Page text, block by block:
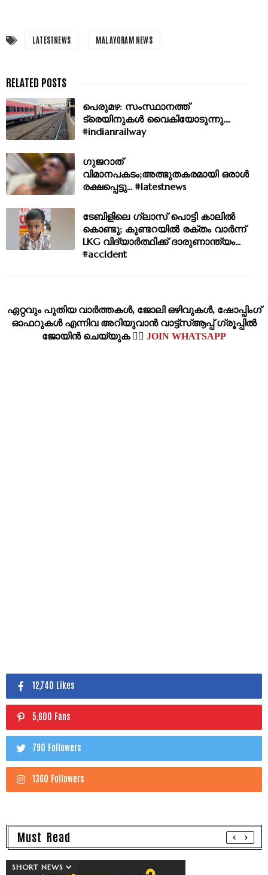
LATESTNEWS MALAYORAM NEWS
പെരുമഴ: സംസ്ഥാനത്ത്
ട്രെയിനുകൾ വൈകിയോടുന്നു....
#indianrailway
ഗുജറാത്
വിമാനപകടം;അത്ഭുതകരമായി ഒരാൾ
രക്ഷപ്പെട്ടു... #latestnews
ടേബിളിലെ ഗ്ലാസ്‌ പൊട്ടി കാലിൽ
കൊണ്ടു; കുണ്ടറയിൽ രക്തം വാർന്ന്
LKG വിദ്യാർത്ഥിക്ക് ദാരുണാന്ത്യം...
#accident
ഏറ്റവും പുതിയ വാര്‍ത്തകള്‍, ജോലി ഒഴിവുകള്‍, ഷോപ്പിംഗ്‌
ഓഫറുകള്‍ എന്നിവ അറിയുവാന്‍ വാട്ട്സ്ആപ്പ് ഗ്രൂപ്പില്‍
ജോയിന്‍ ചെയ്യുക 👉🏽 JOIN WHATSAPP
12,740 Likes
5,600 Fans
790 Followers
1360 Followers
Must Read
SHORT NEWS